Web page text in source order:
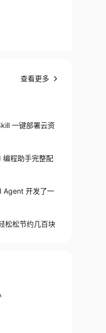
查看更多
一键部署云资
编程助手完整配
Agent 开发了一
松松节约几百块